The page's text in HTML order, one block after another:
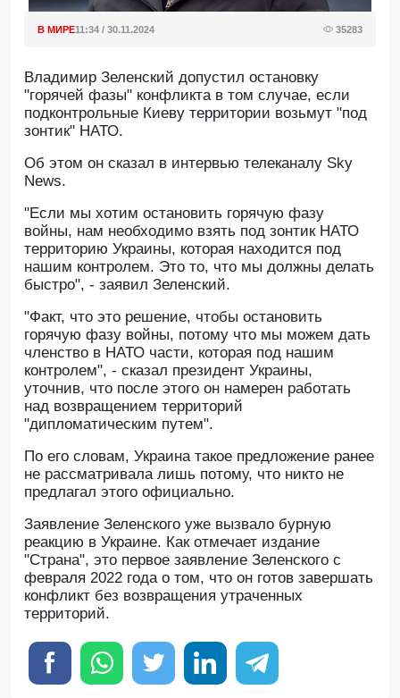
В МИРЕ11:34 / 30.11.2024 35283
Владимир Зеленский допустил остановку
"горячей фазы" конфликта в том случае, если
подконтрольные Киеву территории возьмут "под
зонтик" НАТО.
Об этом он сказал в интервью телеканалу Sky
News.
"Если мы хотим остановить горячую фазу
войны, нам необходимо взять под зонтик НАТО
территорию Украины, которая находится под
нашим контролем. Это то, что мы должны делать
быстро", - заявил Зеленский.
"Факт, что это решение, чтобы остановить
горячую фазу войны, потому что мы можем дать
членство в НАТО части, которая под нашим
контролем", - сказал президент Украины,
уточнив, что после этого он намерен работать
над возвращением территорий
"дипломатическим путем".
По его словам, Украина такое предложение ранее
не рассматривала лишь потому, что никто не
предлагал этого официально.
Заявление Зеленского уже вызвало бурную
реакцию в Украине. Как отмечает издание
"Страна", это первое заявление Зеленского с
февраля 2022 года о том, что он готов завершать
конфликт без возвращения утраченных
территорий.